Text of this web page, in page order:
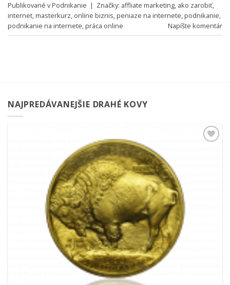
Publikované vPodnikanie | Značky: affliate marketing, ako zarobiť,
internet,masterkurz, online biznis,peniaze na internete,podnikanie,
podnikanie na internete,práca online Napíšte komentár
NAJPREDÁVANEJŠIE DRAHÉ KOVY